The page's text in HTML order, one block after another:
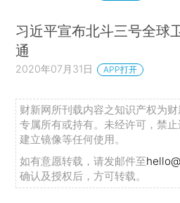
习近平宣布北斗三号全球
通
2020年07月31日 APP打开
财新网所刊载内容之知识产权为
专属所有或持有。未经许可，禁
建立镜像等任何使用。
如有意愿转载，请发邮件至
确认及授权后，方可转载。